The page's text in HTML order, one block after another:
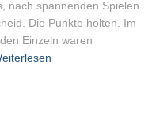
nach spannenden Spielen
Die Punkte holten. Im
Einzeln waren